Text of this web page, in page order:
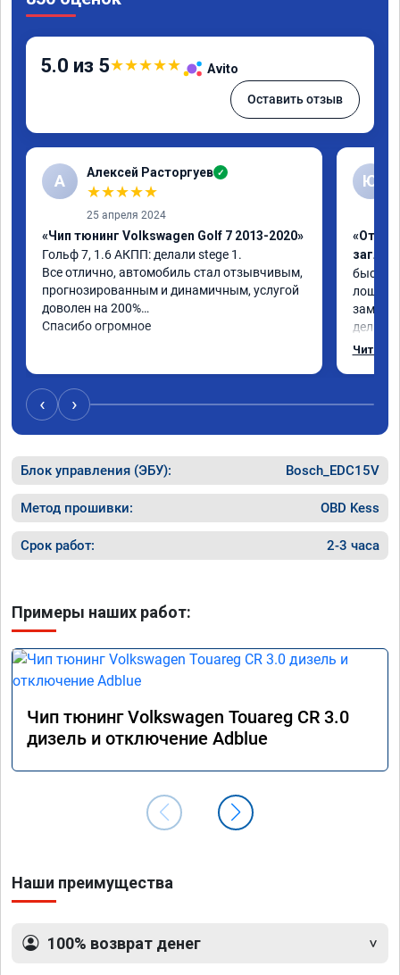
5.0 из 5★★★★★ Avito
Оставить отзыв
А Алексей Расторгуев ✓
★★★★★
25 апреля 2024
«Чип тюнинг Volkswagen Golf 7 2013-2020»
Гольф 7, 1.6 АКПП: делали stege 1.
Все отлично, автомобиль стал отзывчивым,
прогнозированным и динамичным, услугой
доволен на 200%
Спасибо огромное
Ю
быстро
может
Читать
‹ ›
Блок управления (ЭБУ): Bosch_EDC15V
Метод прошивки: OBD Kess
Срок работ: 2-3 часа
Примеры наших работ:
Чип тюнинг Volkswagen Touareg CR 3.0
дизель и отключение Adblue
Наши преимущества
100% возврат денег